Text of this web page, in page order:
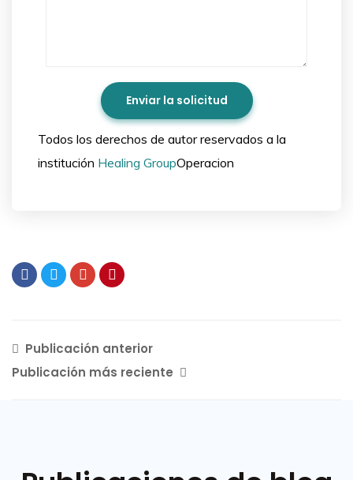
Todos los derechos de autor reservados a la
institución Healing GroupOperacion
Publicación anterior
Publicación más reciente